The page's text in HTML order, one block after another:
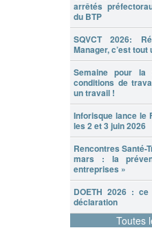
arrêtés
du BTP
SQVCT 2026:
Manager, c’est tout
Semaine pour
conditions de
un travail !
Inforisque lance le
les 2 et 3 juin 2026
Rencontres Santé-
mars : la
entreprises »
DOETH 2026 :
déclaration
Toutes